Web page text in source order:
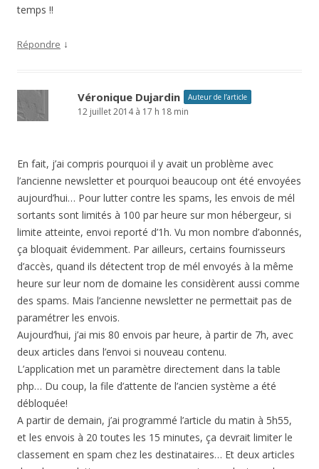
temps !!
Répondre ↓
Véronique Dujardin Auteur de l’article
12 juillet 2014 à 17 h 18 min
En fait, j’ai compris pourquoi il y avait un problème avec
l’ancienne newsletter et pourquoi beaucoup ont été envoyées
aujourd’hui… Pour lutter contre les spams, les envois de mél
sortants sont limités à 100 par heure sur mon hébergeur, si
limite atteinte, envoi reporté d’1h. Vu mon nombre d’abonnés,
ça bloquait évidemment. Par ailleurs, certains fournisseurs
d’accès, quand ils détectent trop de mél envoyés à la même
heure sur leur nom de domaine les considèrent aussi comme
des spams. Mais l’ancienne newsletter ne permettait pas de
paramétrer les envois.
Aujourd’hui, j’ai mis 80 envois par heure, à partir de 7h, avec
deux articles dans l’envoi si nouveau contenu.
L’application met un paramètre directement dans la table
php… Du coup, la file d’attente de l’ancien système a été
débloquée!
A partir de demain, j’ai programmé l’article du matin à 5h55,
et les envois à 20 toutes les 15 minutes, ça devrait limiter le
classement en spam chez les destinataires… Et deux articles